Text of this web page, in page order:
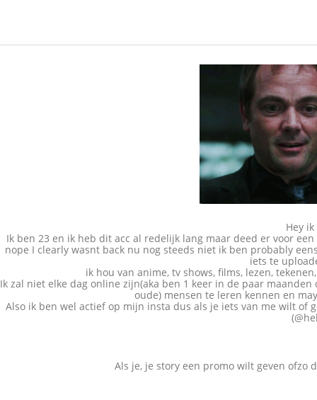
Hey
Ik ben 23 en ik heb dit acc al redelijk lang maar deed er voor
nope I clearly wasnt back nu nog steeds niet ik ben probably
iets te
ik hou van anime, tv shows, films, lezen,
Ik zal niet elke dag online zijn(aka ben 1 keer in de paar
oude) mensen te leren kennen en
Also ik ben wel actief op mijn insta dus als je iets van me wilt of
Als je, je story een promo wilt geven ofzo